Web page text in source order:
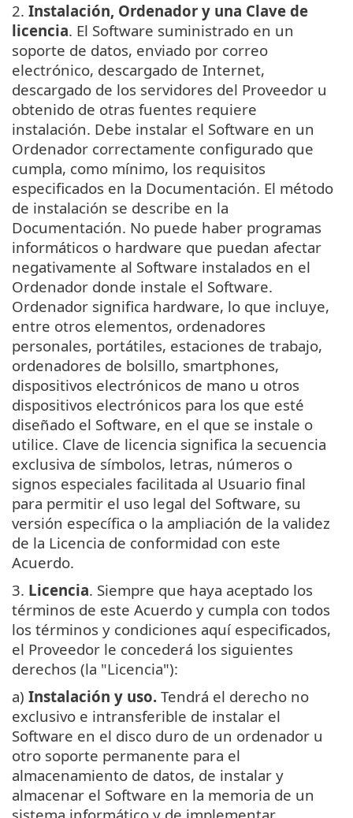
2. Instalación, Ordenador y una Clave de
licencia. El Software suministrado en un
soporte de datos, enviado por correo
electrónico, descargado de Internet,
descargado de los servidores del Proveedor u
obtenido de otras fuentes requiere
instalación. Debe instalar el Software en un
Ordenador correctamente configurado que
cumpla, como mínimo, los requisitos
especificados en la Documentación. El método
de instalación se describe en la
Documentación. No puede haber programas
informáticos o hardware que puedan afectar
negativamente al Software instalados en el
Ordenador donde instale el Software.
Ordenador significa hardware, lo que incluye,
entre otros elementos, ordenadores
personales, portátiles, estaciones de trabajo,
ordenadores de bolsillo, smartphones,
dispositivos electrónicos de mano u otros
dispositivos electrónicos para los que esté
diseñado el Software, en el que se instale o
utilice. Clave de licencia significa la secuencia
exclusiva de símbolos, letras, números o
signos especiales facilitada al Usuario final
para permitir el uso legal del Software, su
versión específica o la ampliación de la validez
de la Licencia de conformidad con este
Acuerdo.
3. Licencia. Siempre que haya aceptado los
términos de este Acuerdo y cumpla con todos
los términos y condiciones aquí especificados,
el Proveedor le concederá los siguientes
derechos (la "Licencia"):
a) Instalación y uso. Tendrá el derecho no
exclusivo e intransferible de instalar el
Software en el disco duro de un ordenador u
otro soporte permanente para el
almacenamiento de datos, de instalar y
almacenar el Software en la memoria de un